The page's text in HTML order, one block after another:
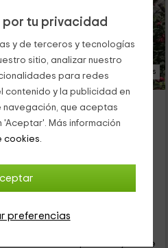
por tu privacidad
y de terceros y tecnologías
sitio, analizar nuestro
para redes
contenido y la publicidad en
navegación, que aceptas
Más información
cookies.
preferencias
34 Fotos
de Tesbabo
persona y noche